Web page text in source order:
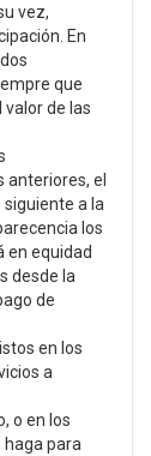
vez,
En
que
de las
el
a la
los
en equidad
desde la
de
en los
a
o en los
para